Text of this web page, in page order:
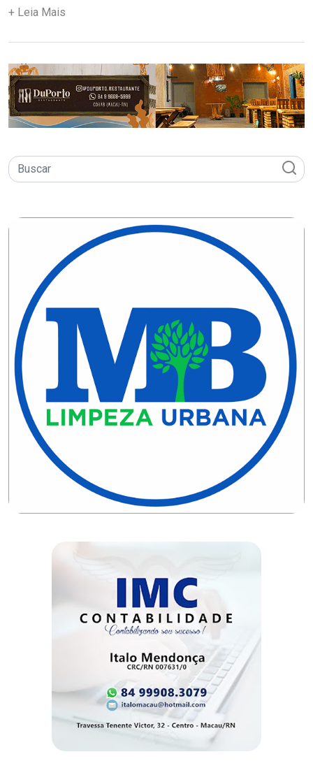
DO
CICLISMO
COMPETIÇÃO
CONFERÊNCIA
CONQUISTA
COPA
DO
MUNDO
CORO
DE
VIVAS!
CORRIDA
ROSA
CULTURA
PREPARATÓRIO
DESCASO
DESENVOLVIMENTO
ECONÔMICO
+ Leia Mais